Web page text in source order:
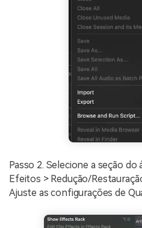
Passo 2. Selecione a seção do
Efeitos > Redução/
Ajuste as configurações de